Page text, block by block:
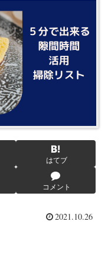
はてブ
コメント
2021.10.26